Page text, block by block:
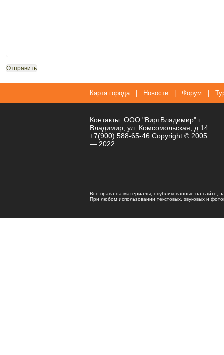
Карта города Новости Форум
Контакты: ООО "ВиртВладимир" г.
Владимир, ул. Комсомольская, д.14
+7(900) 588-65-46 Copyright © 2005
— 2022
Все права на материалы, опубликованные на сайте,
При любом использовании текстовых, звуковых и